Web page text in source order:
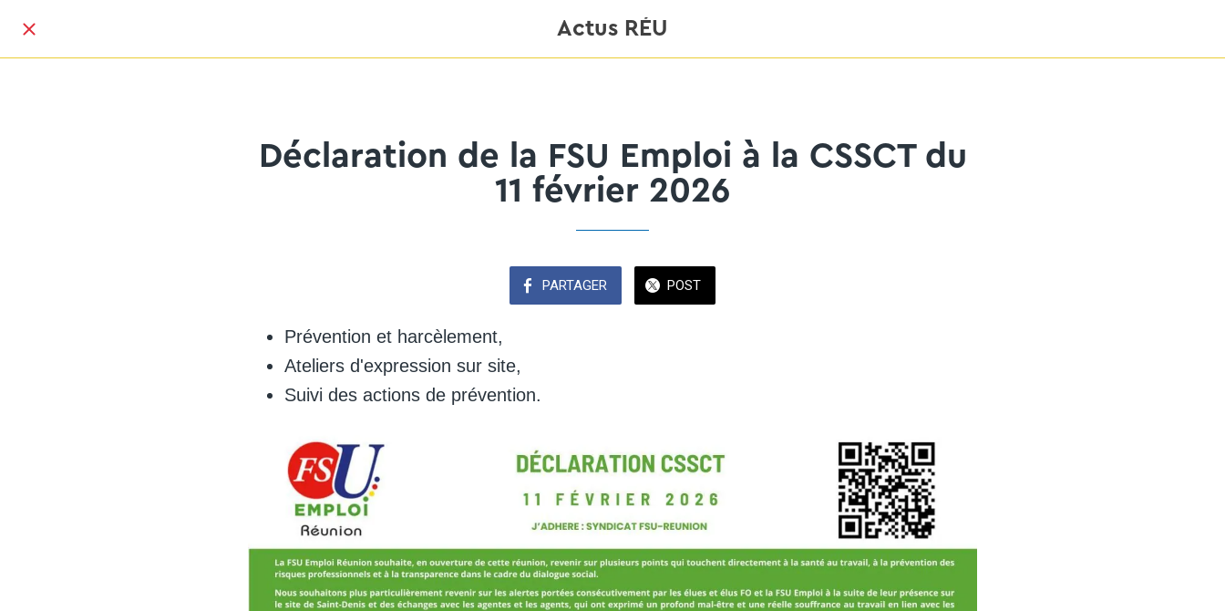
Actus RÉU
Déclaration de la FSU Emploi à la CSSCT du
11 février 2026
PARTAGER POST
Prévention et harcèlement,
Ateliers d'expression sur site,
Suivi des actions de prévention.